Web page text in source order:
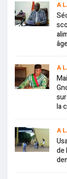
A
A
la
A
de